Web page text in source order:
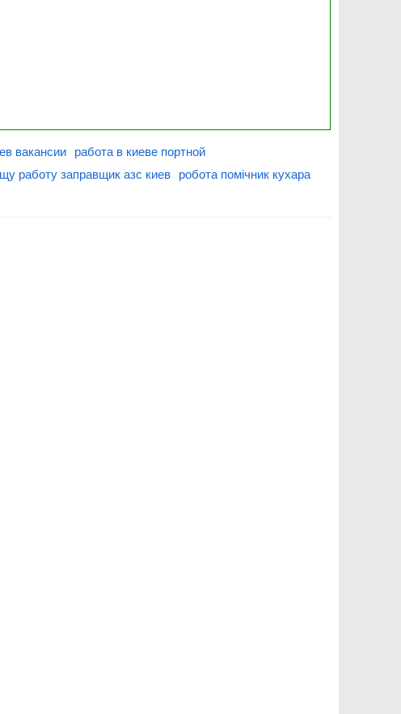
вакансии
работа в киеве портной
работу заправщик азс киев
робота помічник кухара